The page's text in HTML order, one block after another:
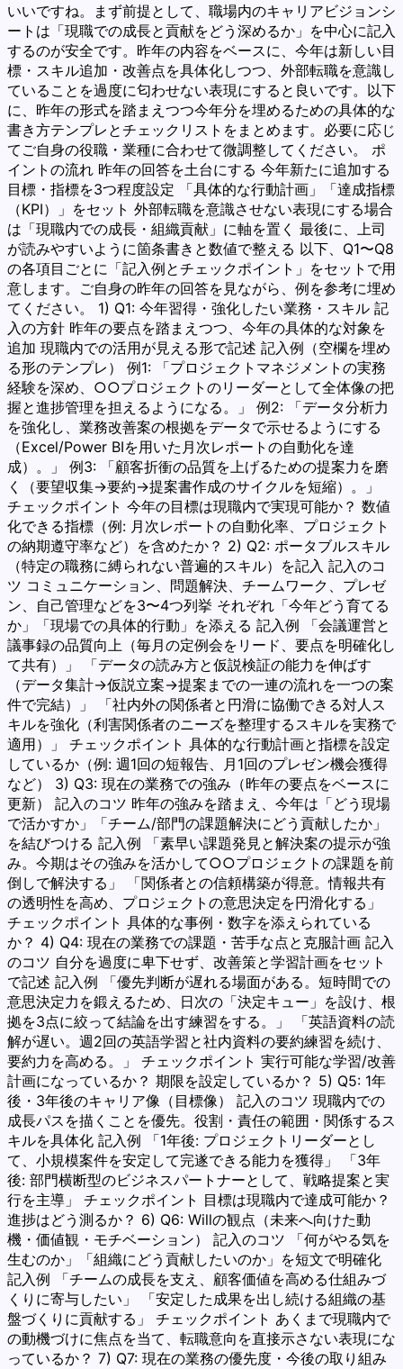
いいですね。まず前提として、職場内のキャリアビジョンシ
ートは「現職での成長と貢献をどう深めるか」を中心に記入
するのが安全です。昨年の内容をベースに、今年は新しい目
標・スキル追加・改善点を具体化しつつ、外部転職を意識し
ていることを過度に匂わせない表現にすると良いです。以下
に、昨年の形式を踏まえつつ今年分を埋めるための具体的な
書き方テンプレとチェックリストをまとめます。必要に応じ
てご自身の役職・業種に合わせて微調整してください。 ポ
イントの流れ 昨年の回答を土台にする 今年新たに追加する
目標・指標を3つ程度設定 「具体的な行動計画」「達成指標
（KPI）」をセット 外部転職を意識させない表現にする場合
は「現職内での成長・組織貢献」に軸を置く 最後に、上司
が読みやすいように箇条書きと数値で整える 以下、Q1〜Q8
の各項目ごとに「記入例とチェックポイント」をセットで用
意します。ご自身の昨年の回答を見ながら、例を参考に埋め
てください。 1) Q1: 今年習得・強化したい業務・スキル 記
入の方針 昨年の要点を踏まえつつ、今年の具体的な対象を
追加 現職内での活用が見える形で記述 記入例（空欄を埋め
る形のテンプレ） 例1: 「プロジェクトマネジメントの実務
経験を深め、○○プロジェクトのリーダーとして全体像の把
握と進捗管理を担えるようになる。」 例2: 「データ分析力
を強化し、業務改善案の根拠をデータで示せるようにする
（Excel/Power BIを用いた月次レポートの自動化を達
成）。」 例3: 「顧客折衝の品質を上げるための提案力を磨
く（要望収集→要約→提案書作成のサイクルを短縮）。」
チェックポイント 今年の目標は現職内で実現可能か？ 数値
化できる指標（例: 月次レポートの自動化率、プロジェクト
の納期遵守率など）を含めたか？ 2) Q2: ポータブルスキル
（特定の職務に縛られない普遍的スキル）を記入 記入のコ
ツ コミュニケーション、問題解決、チームワーク、プレゼ
ン、自己管理などを3〜4つ列挙 それぞれ「今年どう育てる
か」「現場での具体的行動」を添える 記入例 「会議運営と
議事録の品質向上（毎月の定例会をリード、要点を明確化し
て共有）」 「データの読み方と仮説検証の能力を伸ばす
（データ集計→仮説立案→提案までの一連の流れを一つの案
件で完結）」 「社内外の関係者と円滑に協働できる対人ス
キルを強化（利害関係者のニーズを整理するスキルを実務で
適用）」 チェックポイント 具体的な行動計画と指標を設定
しているか（例: 週1回の短報告、月1回のプレゼン機会獲得
など） 3) Q3: 現在の業務での強み（昨年の要点をベースに
更新） 記入のコツ 昨年の強みを踏まえ、今年は「どう現場
で活かすか」「チーム/部門の課題解決にどう貢献したか」
を結びつける 記入例 「素早い課題発見と解決案の提示が強
み。今期はその強みを活かして○○プロジェクトの課題を前
倒しで解決する」 「関係者との信頼構築が得意。情報共有
の透明性を高め、プロジェクトの意思決定を円滑化する」
チェックポイント 具体的な事例・数字を添えられている
か？ 4) Q4: 現在の業務での課題・苦手な点と克服計画 記入
のコツ 自分を過度に卑下せず、改善策と学習計画をセット
で記述 記入例 「優先判断が遅れる場面がある。短時間での
意思決定力を鍛えるため、日次の「決定キュー」を設け、根
拠を3点に絞って結論を出す練習をする。」 「英語資料の読
解が遅い。週2回の英語学習と社内資料の要約練習を続け、
要約力を高める。」 チェックポイント 実行可能な学習/改善
計画になっているか？ 期限を設定しているか？ 5) Q5: 1年
後・3年後のキャリア像（目標像） 記入のコツ 現職内での
成長パスを描くことを優先。役割・責任の範囲・関係するス
キルを具体化 記入例 「1年後: プロジェクトリーダーとし
て、小規模案件を安定して完遂できる能力を獲得」 「3年
後: 部門横断型のビジネスパートナーとして、戦略提案と実
行を主導」 チェックポイント 目標は現職内で達成可能か？
進捗はどう測るか？ 6) Q6: Willの観点（未来へ向けた動
機・価値観・モチベーション） 記入のコツ 「何がやる気を
生むのか」「組織にどう貢献したいのか」を短文で明確化
記入例 「チームの成長を支え、顧客価値を高める仕組みづ
くりに寄与したい」 「安定した成果を出し続ける組織の基
盤づくりに貢献する」 チェックポイント あくまで現職内で
の動機づけに焦点を当て、転職意向を直接示さない表現にな
っているか？ 7) Q7: 現在の業務の優先度・今後の取り組み